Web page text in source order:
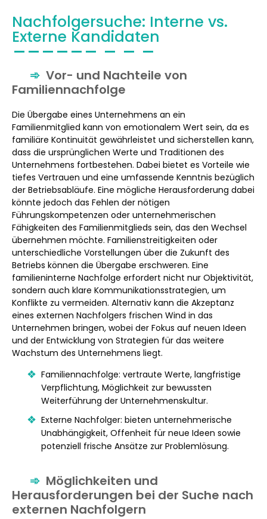
Nachfolgersuche: Interne vs.
Externe Kandidaten
Vor- und Nachteile von
Familiennachfolge
Die Übergabe eines Unternehmens an ein
Familienmitglied kann von emotionalem Wert sein, da es
familiäre Kontinuität gewährleistet und sicherstellen kann,
dass die ursprünglichen Werte und Traditionen des
Unternehmens fortbestehen. Dabei bietet es Vorteile wie
tiefes Vertrauen und eine umfassende Kenntnis bezüglich
der Betriebsabläufe. Eine mögliche Herausforderung dabei
könnte jedoch das Fehlen der nötigen
Führungskompetenzen oder unternehmerischen
Fähigkeiten des Familienmitglieds sein, das den Wechsel
übernehmen möchte. Familienstreitigkeiten oder
unterschiedliche Vorstellungen über die Zukunft des
Betriebs können die Übergabe erschweren. Eine
familieninterne Nachfolge erfordert nicht nur Objektivität,
sondern auch klare Kommunikationsstrategien, um
Konflikte zu vermeiden. Alternativ kann die Akzeptanz
eines externen Nachfolgers frischen Wind in das
Unternehmen bringen, wobei der Fokus auf neuen Ideen
und der Entwicklung von Strategien für das weitere
Wachstum des Unternehmens liegt.
Familiennachfolge: vertraute Werte, langfristige
Verpflichtung, Möglichkeit zur bewussten
Weiterführung der Unternehmenskultur.
Externe Nachfolger: bieten unternehmerische
Unabhängigkeit, Offenheit für neue Ideen sowie
potenziell frische Ansätze zur Problemlösung.
Möglichkeiten und
Herausforderungen bei der Suche nach
externen Nachfolgern